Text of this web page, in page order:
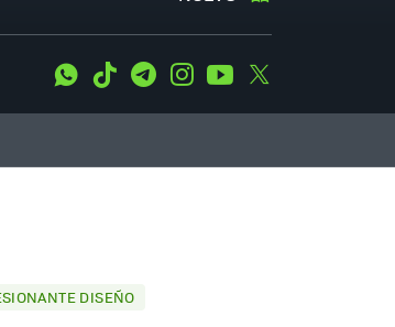
WhatsApp
Tiktok TelegramInstagramYoutube
DISEÑO